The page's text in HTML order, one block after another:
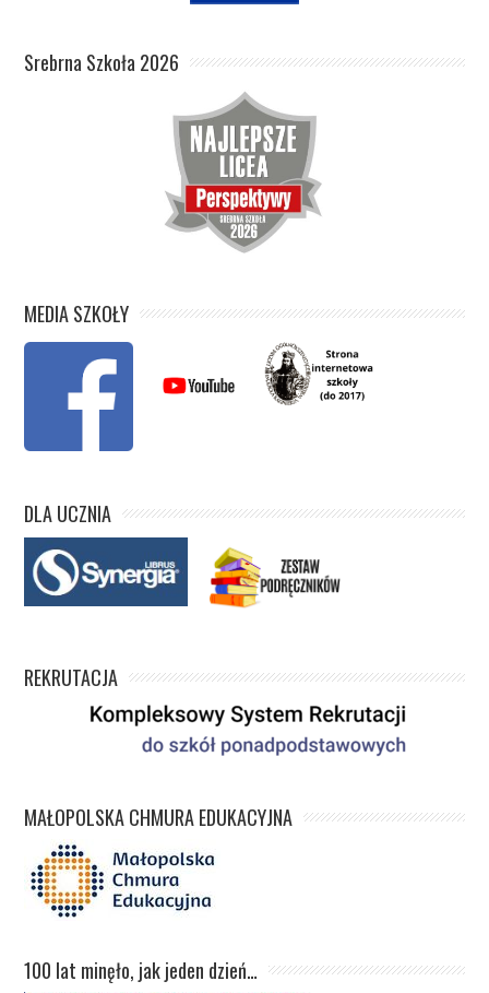
Srebrna Szkoła 2026
MEDIA SZKOŁY
DLA UCZNIA
REKRUTACJA
MAŁOPOLSKA CHMURA EDUKACYJNA
100 lat minęło, jak jeden dzień…